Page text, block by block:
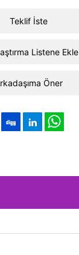
Teklif İste
Listene Ekle
Öner